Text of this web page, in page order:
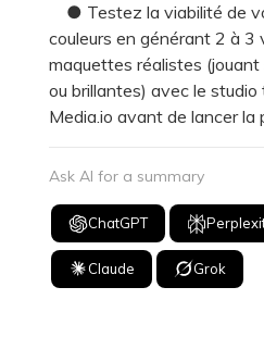
● Testez la viabilité de
couleurs en générant 2 à 3
maquettes réalistes
ou brillantes) avec le
Media.io avant de lancer la
Ask AI for a summary
ChatGPT
Claude Grok